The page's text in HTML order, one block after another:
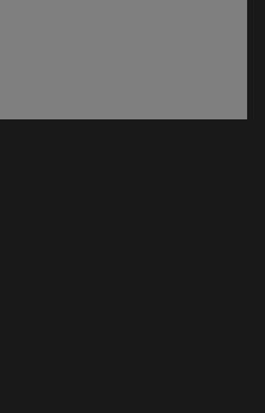
en nueva ventana)
en nueva ventana)